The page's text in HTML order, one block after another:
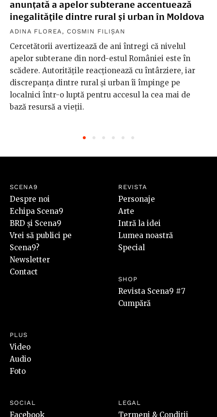
anunțată a apelor subterane accentuează
inegalitățile dintre rural și urban în Moldova
ADINA FLOREA , COSMIN FILIȘAN
Cercetătorii avertizează de ani întregi că nivelul
apelor subterane din nord-estul României este în
scădere. Autoritățile reacționează cu întârziere, iar
discrepanța dintre rural și urban îi împinge pe
localnici într-o luptă pentru accesul la cea mai de
bază resursă a vieții.
SCENA9
Despre noi
Echipa Scena9
BRD și Scena9
Vrei să publici pe
Scena9?
Newsletter
Contact
REVISTA
Personaje
Arte
Intră la idei
Lumea noastră
Special
SHOP
Revista Scena9 #7
Cumpără
PLUS
Video
Audio
Foto
SOCIAL
Facebook
LEGAL
Termeni & Condiții